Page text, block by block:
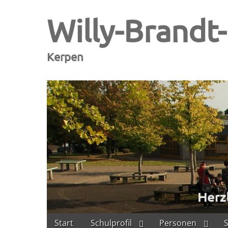
Willy-
Kerpen
Main
Skip
Start Schulprofil Personen